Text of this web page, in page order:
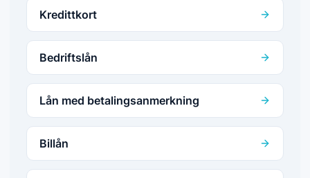
Kredittkort
Bedriftslån
Lån med betalingsanmerkning
Billån